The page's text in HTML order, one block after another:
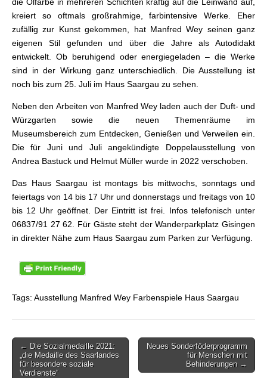
die Ölfarbe in mehreren Schichten kräftig auf die Leinwand auf,
kreiert so oftmals großrahmige, farbintensive Werke. Eher
zufällig zur Kunst gekommen, hat Manfred Wey seinen ganz
eigenen Stil gefunden und über die Jahre als Autodidakt
entwickelt. Ob beruhigend oder energiegeladen – die Werke
sind in der Wirkung ganz unterschiedlich. Die Ausstellung ist
noch bis zum 25. Juli im Haus Saargau zu sehen.
Neben den Arbeiten von Manfred Wey laden auch der Duft- und
Würzgarten sowie die neuen Themenräume im
Museumsbereich zum Entdecken, Genießen und Verweilen ein.
Die für Juni und Juli angekündigte Doppelausstellung von
Andrea Bastuck und Helmut Müller wurde in 2022 verschoben.
Das Haus Saargau ist montags bis mittwochs, sonntags und
feiertags von 14 bis 17 Uhr und donnerstags und freitags von 10
bis 12 Uhr geöffnet. Der Eintritt ist frei. Infos telefonisch unter
06837/91 27 62. Für Gäste steht der Wanderparkplatz Gisingen
in direkter Nähe zum Haus Saargau zum Parken zur Verfügung.
Tags: Ausstellung Manfred Wey Farbenspiele Haus Saargau
Beitragsnavigation
← Die Sozialmedaille 2021:
„die Medaille des Saarlandes
für besondere soziale
Verdienste“
Neues Sonderföderprogramm
für Menschen mit
Behinderungen →